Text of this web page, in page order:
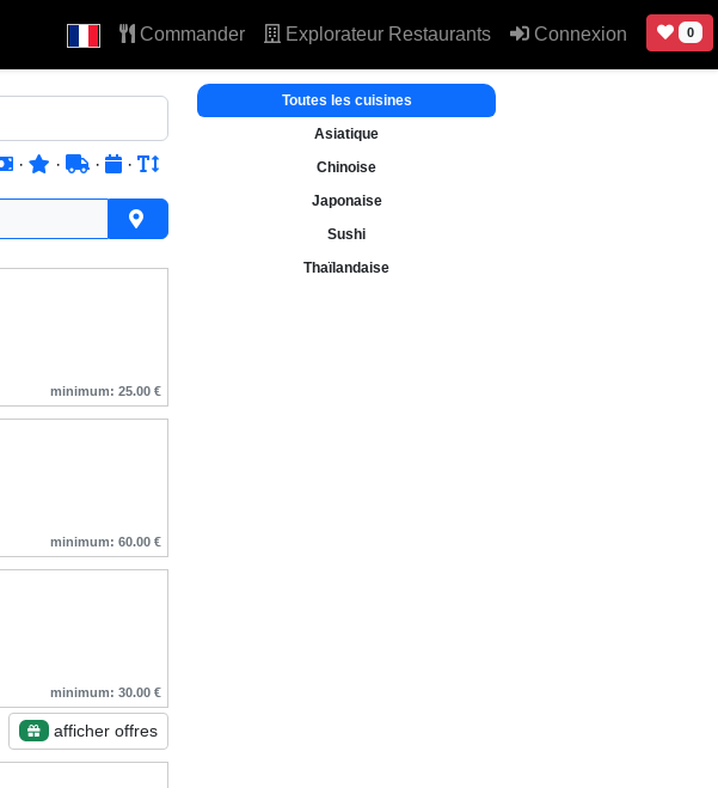
Commander Explorateur Restaurants Connexion 0
· · · ·
minimum: 25.00 €
minimum: 60.00 €
minimum: 30.00 €
afficher offres
Toutes les cuisines
Asiatique
Chinoise
Japonaise
Sushi
Thaïlandaise